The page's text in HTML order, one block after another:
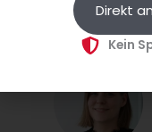
Direkt
Kein